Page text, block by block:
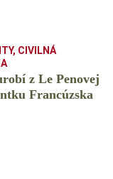
, CIVILNÁ
z Le Penovej
Francúzska